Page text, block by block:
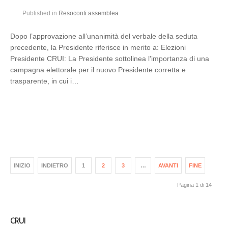
Published in Resoconti assemblea
Dopo l’approvazione all’unanimità del verbale della seduta
precedente, la Presidente riferisce in merito a: Elezioni
Presidente CRUI: La Presidente sottolinea l'importanza di una
campagna elettorale per il nuovo Presidente corretta e
trasparente, in cui i…
INIZIO INDIETRO 1 2 3 … AVANTI FINE
Pagina 1 di 14
CRUI